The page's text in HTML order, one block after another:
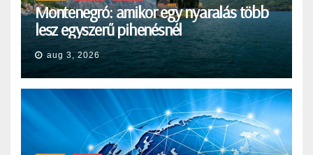
Montenegró: amikor egy nyaralás több
lesz egyszerű pihenésnél
aug 3, 2026